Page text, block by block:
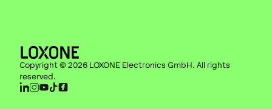
Copyright © 2026 LOXONE Electronics GmbH. All rights
reserved.